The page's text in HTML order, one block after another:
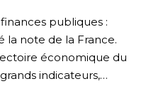
publiques :
la note de la France.
économique du
indicateurs,…